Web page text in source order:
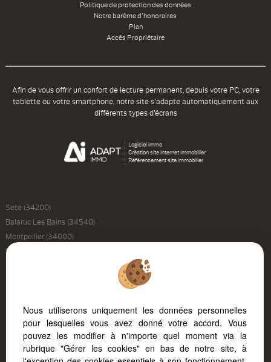
Politique de protection des données
Notre barème d'honoraires
Plan
Accès Propriétaire
Afin de vous offrir un confort de lecture permanent, depuis votre PC, votre
tablette ou votre smartphone, notre site s'adapte automatiquement aux
différents types d'écrans
Logiciel immo
Création site internet immobilier
Référencement site immobilier
Sete (34200)
Balaruc Les Bains (34540)
Montpellier (34000)
Marseillan (34340)
Castelnau Le Lez (34170)
Loupian (34140)
Montagnac (34530)
Montbazin (34560)
Nous utiliserons uniquement les données personnelles
pour lesquelles vous avez donné votre accord. Vous
pouvez les modifier à n'importe quel moment via la
rubrique "Gérer les cookies" en bas de notre site, à